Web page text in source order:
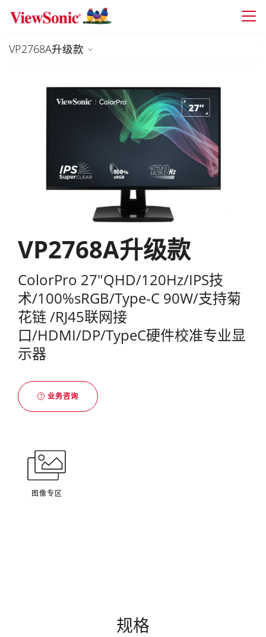
Skip to main content
VP2768A升级款
VP2768A升级款
ColorPro 27"QHD/120Hz/IPS技
术/100%sRGB/Type-C 90W/支持菊
花链 /RJ45联网接
口/HDMI/DP/TypeC硬件校准专业显
示器
业务咨询
图像专区
规格